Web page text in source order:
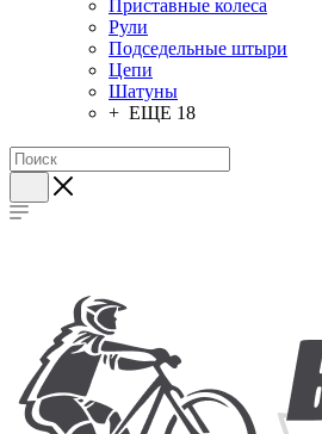
Приставные колеса
Рули
Подседельные штыри
Цепи
Шатуны
+ ЕЩЕ 18